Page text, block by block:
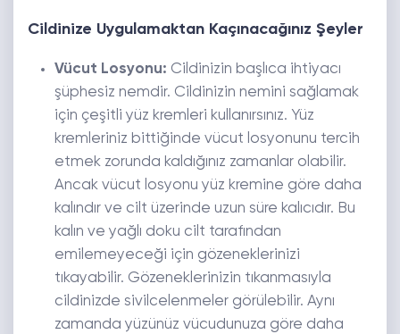
Cildinize Uygulamaktan Kaçınacağınız Şeyler
Vücut Losyonu: Cildinizin başlıca ihtiyacı
şüphesiz nemdir. Cildinizin nemini sağlamak
için çeşitli yüz kremleri kullanırsınız. Yüz
kremleriniz bittiğinde vücut losyonunu tercih
etmek zorunda kaldığınız zamanlar olabilir.
Ancak vücut losyonu yüz kremine göre daha
kalındır ve cilt üzerinde uzun süre kalıcıdır. Bu
kalın ve yağlı doku cilt tarafından
emilemeyeceği için gözeneklerinizi
tıkayabilir. Gözeneklerinizin tıkanmasıyla
cildinizde sivilcelenmeler görülebilir. Aynı
zamanda yüzünüz vücudunuza göre daha